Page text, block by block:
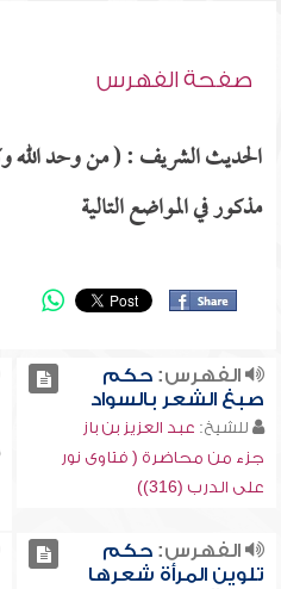
صفحة الفهرس
الحديث الشريف : ( من وحد الله
مذكور في المواضع التالية
الفهرس:حكم
صبغ الشعر بالسواد
للشيخ: عبد العزيز بن باز
جزء من محاضرة ( فتاوى نور
على الدرب (316))
الفهرس:حكم
تلوين المرأة شعرها